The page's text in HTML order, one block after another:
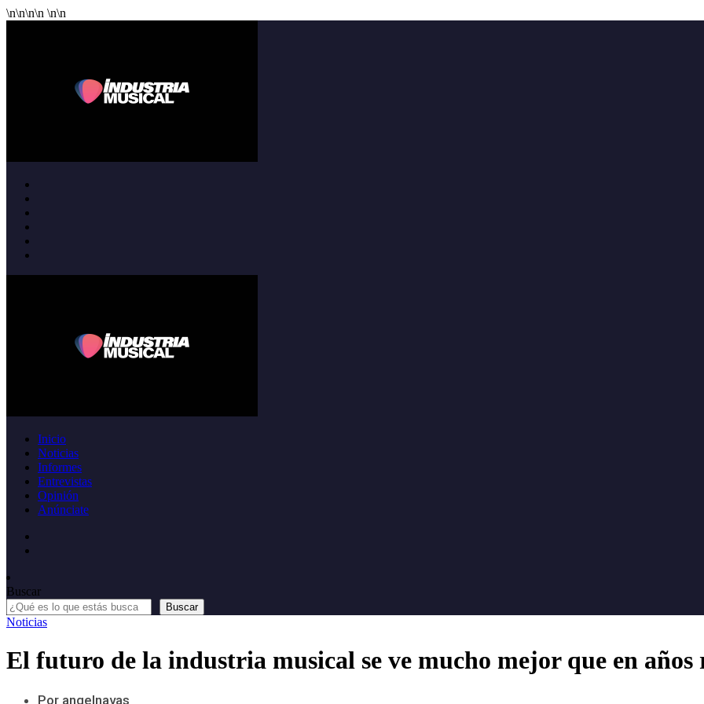
\n\n\n\n \n\n
Inicio
Noticias
Informes
Entrevistas
Opinión
Anúnciate
Buscar
Buscar
Noticias
El futuro de la industria musical se ve mucho mejor que en años
Por angelnavas